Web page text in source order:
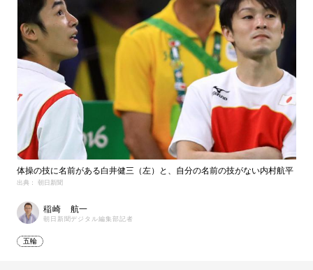
体操の技に名前がある白井健三（左）と、自分の名前の技がない内村航平
出典： 朝日新聞
稲崎 航一
朝日新聞デジタル編集部記者
五輪